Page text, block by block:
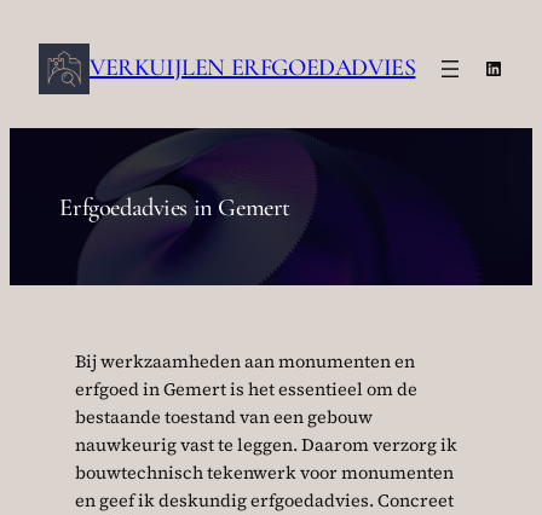
naar
VERKUIJLEN ERFGOEDADVIES
Erfgoedadvies in Gemert
Bij werkzaamheden aan monumenten en
erfgoed in Gemert is het essentieel om de
bestaande toestand van een gebouw
nauwkeurig vast te leggen. Daarom verzorg ik
bouwtechnisch tekenwerk voor monumenten
en geef ik deskundig erfgoedadvies. Concreet